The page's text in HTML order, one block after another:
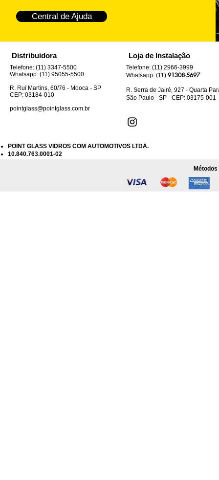
Central de Ajuda
Distribuidora
Telefone: (11) 3347-5500
Whatsapp: (11) 95055-5500
R. Rui Martins, 60/76 - Mooca - SP
CEP: 03184-010
pointglass@pointglass.com.br
Loja de Instalação
Telefone: (11) 2966-3999
Whatsapp: (11) 91308-5697
R. Serra de Jairé, 927 - Quarta
São Paulo - SP - CEP: 03175-001
POINT GLASS VIDROS COM AUTOMOTIVOS LTDA.
10.840.763.0001-02